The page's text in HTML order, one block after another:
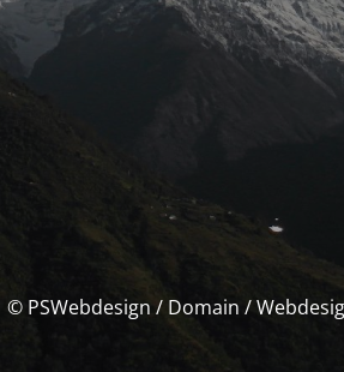
© PSWebdesign / Domain /